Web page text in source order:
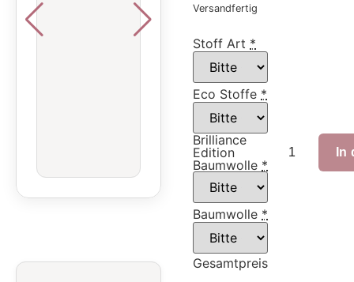
Versandfertig
Stoff Art *
Eco Stoffe *
Brilliance
Edition
Baumwolle *
Baumwolle *
Gesamtpreis
In